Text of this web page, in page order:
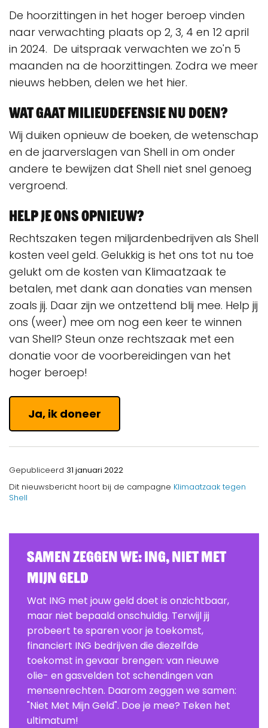
De hoorzittingen in het hoger beroep vinden
naar verwachting plaats op 2, 3, 4 en 12 april
in 2024. De uitspraak verwachten we zo'n 5
maanden na de hoorzittingen. Zodra we meer
nieuws hebben, delen we het hier.
Wat gaat Milieudefensie nu doen?
Wij duiken opnieuw de boeken, de wetenschap
en de jaarverslagen van Shell in om onder
andere te bewijzen dat Shell niet snel genoeg
vergroend.
Help je ons opnieuw?
Rechtszaken tegen miljardenbedrijven als Shell
kosten veel geld. Gelukkig is het ons tot nu toe
gelukt om de kosten van Klimaatzaak te
betalen, met dank aan donaties van mensen
zoals jij. Daar zijn we ontzettend blij mee. Help jij
ons (weer) mee om nog een keer te winnen
van Shell? Steun onze rechtszaak met een
donatie voor de voorbereidingen van het
hoger beroep!
Ja, ik doneer
Gepubliceerd 31 januari 2022
Dit nieuwsbericht hoort bij de campagne Klimaatzaak tegen
Shell
Samen zeggen we: ING, Niet Met
Mijn Geld
Wat ING met jouw geld doet is onzichtbaar,
maar niet bepaald onschuldig. Terwijl jij
probeert te sparen voor je toekomst,
financiert ING bedrijven die diezelfde
toekomst in gevaar brengen: van nieuwe
olie- en gasvelden tot schendingen van
mensenrechten. Daarom zeggen we samen:
"Niet Met Mijn Geld". Doe je mee? Teken het
ultimatum!